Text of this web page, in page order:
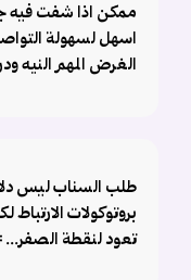
ممكن اذا شفت فيه
اسهل لسهولة
الغرض المهم النيه
طلب السناب ليس
بروتوكولات الارتباط
تعود لنقطة